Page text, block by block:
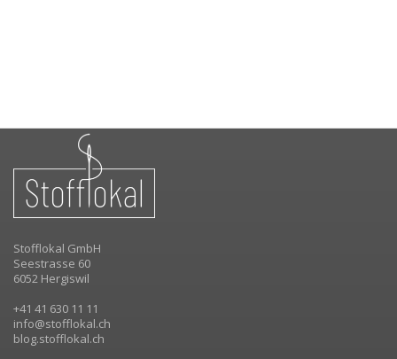
Stofflokal GmbH
Seestrasse 60
6052 Hergiswil
+41 41 630 11 11
info@stofflokal.ch
blog.stofflokal.ch